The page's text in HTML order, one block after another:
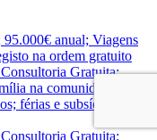
anual; Viagens
na ordem gratuito
Gratuita;
na comunidade
férias e subsído de
Gratuita;